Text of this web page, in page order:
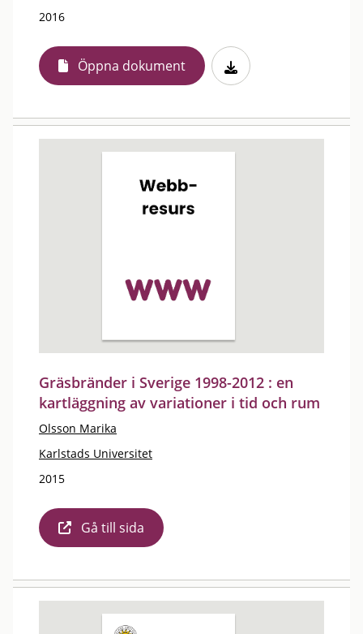
2016
Öppna dokument
Gräsbränder i Sverige 1998-2012 : en
kartläggning av variationer i tid och rum
Olsson Marika
Karlstads Universitet
2015
Gå till sida